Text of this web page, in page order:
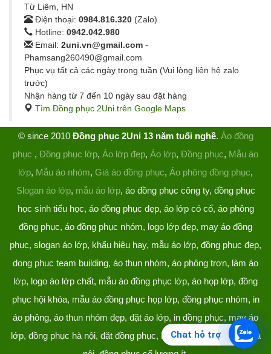
Chat hỗ trợ
Từ Liêm, HN
Điện thoại: 0984.816.320 (Zalo)
Hotline: 0942.042.980
Email: 2uni.vn@gmail.com -
Phamsang260490@gmail.com
Phục vụ tất cả các ngày trong tuần (Vui lòng liên hệ zalo
trước)
Nhận hàng từ 7 đến 10 ngày sau đặt hàng
Tìm Đồng phục 2Uni trên Google Maps
© since 2010 Đồng phục 2Uni 13 năm tuổi nghề. Áo đồng
phục , Đồng phục lớp, Áo lớp đẹp, Áo lớp, Đồng phục, Mẫu áo
lớp, Mẫu áo nhóm, Giá áo đồng phục, Áo phông đồng phục,
Slogan áo lớp, mẫu áo lớp, áo đồng phục công ty, đồng phục
học sinh tiểu học, áo đồng phục đẹp, áo lớp có cổ, áo phông
đồng phục, áo đồng phục nhóm, logo lớp đẹp, may áo đồng
phục, slogan áo lớp, khẩu hiệu hay, mẫu áo lớp, đồng phục đẹp,
dong phuc team building, áo thun nhóm, áo phông trơn, làm áo
lớp, logo áo lớp chất, mẫu áo đồng phục lớp, áo họp lớp, đồng
phục hội khóa, mẫu áo đồng phục họp lớp, đồng phục nhóm, in
áo phông, áo thun nhóm đẹp, đặt áo lớp, in đồng phục, may áo
lớp, đồng phục hà nội, đặt đồng phục, làm đồng phục, áo lớp hà